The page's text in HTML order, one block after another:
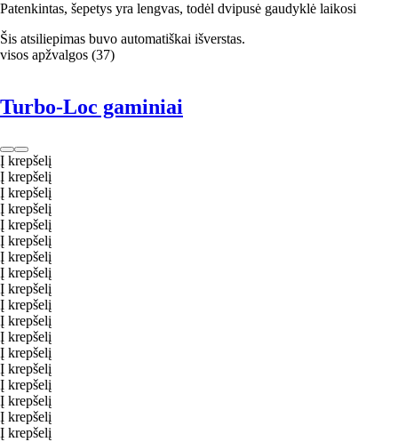
Patenkintas, šepetys yra lengvas, todėl dvipusė gaudyklė laikosi
Šis atsiliepimas buvo automatiškai išverstas.
visos apžvalgos (37)
Turbo-Loc gaminiai
Į krepšelį
Į krepšelį
Į krepšelį
Į krepšelį
Į krepšelį
Į krepšelį
Į krepšelį
Į krepšelį
Į krepšelį
Į krepšelį
Į krepšelį
Į krepšelį
Į krepšelį
Į krepšelį
Į krepšelį
Į krepšelį
Į krepšelį
Į krepšelį